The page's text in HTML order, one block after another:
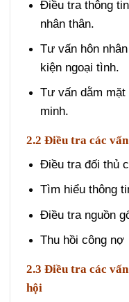
Điều tra thông
nhân thân.
Tư vấn hôn
kiện ngoại tình.
Tư vấn dằm
minh.
2.2 Điều tra các
Điều tra đối thủ
Tìm hiểu thông
Điều tra nguồn
Thu hồi công nợ
2.3 Điều tra các
hội